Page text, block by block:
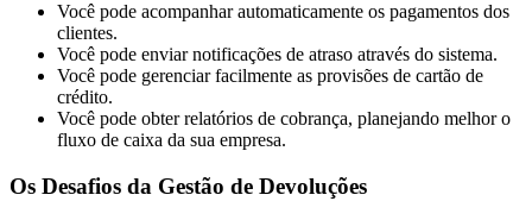
Você pode acompanhar automaticamente os pagamentos dos
clientes.
Você pode enviar notificações de atraso através do sistema.
Você pode gerenciar facilmente as provisões de cartão de
crédito.
Você pode obter relatórios de cobrança, planejando melhor o
fluxo de caixa da sua empresa.
Os Desafios da Gestão de Devoluções